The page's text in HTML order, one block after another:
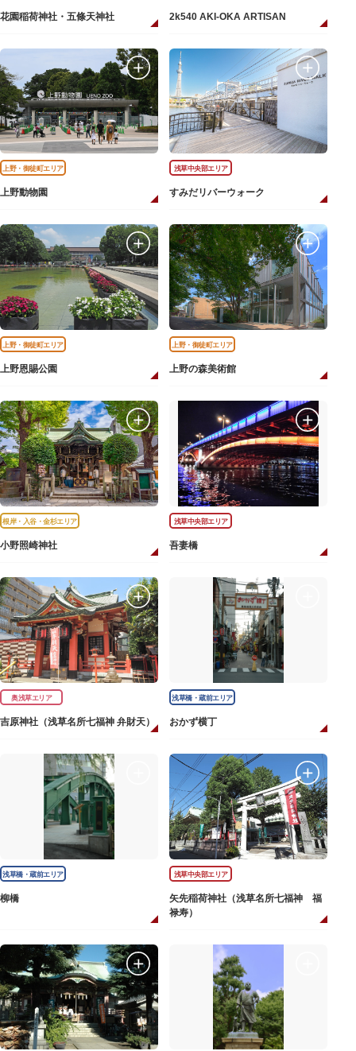
花園稲荷神社・五條天神社 2k540 AKI-OKA ARTISAN
上野・御徒町エリア
上野動物園
浅草中央部エリア
すみだリバーウォーク
上野・御徒町エリア
上野恩賜公園
上野・御徒町エリア
上野の森美術館
根岸・入谷・金杉エリア
小野照崎神社
浅草中央部エリア
吾妻橋
奥浅草エリア
吉原神社（浅草名所七福神 弁財天）
浅草橋・蔵前エリア
おかず横丁
浅草橋・蔵前エリア
柳橋
浅草中央部エリア
矢先稲荷神社（浅草名所七福神 福
禄寿）